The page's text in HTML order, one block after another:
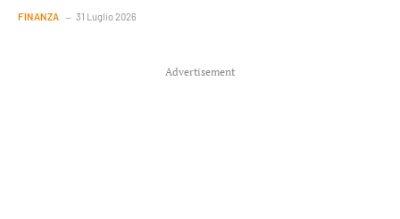
FINANZA 31 Luglio 2026
Advertisement